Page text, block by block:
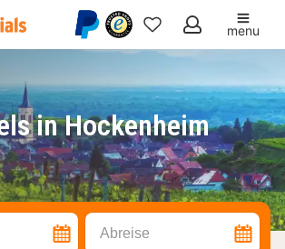
Meine
menu
in Hockenheim
Abreise